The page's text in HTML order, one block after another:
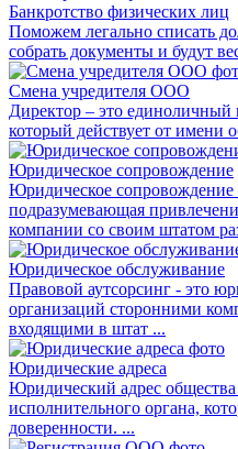
Банкротство физических лиц
Поможем легально списать
собрать документы и будут
Смена учредителя ООО
Директор – это единоличный
который действует от имени
Юридическое сопровождение
Юридическое
подразумевающая
компании со своим штатом
Юридическое обслуживание
Правовой аутсорсинг - это
организаций сторонними
входящими в штат ...
Юридические адреса
Юридический адрес
исполнительного органа,
доверенности. ...